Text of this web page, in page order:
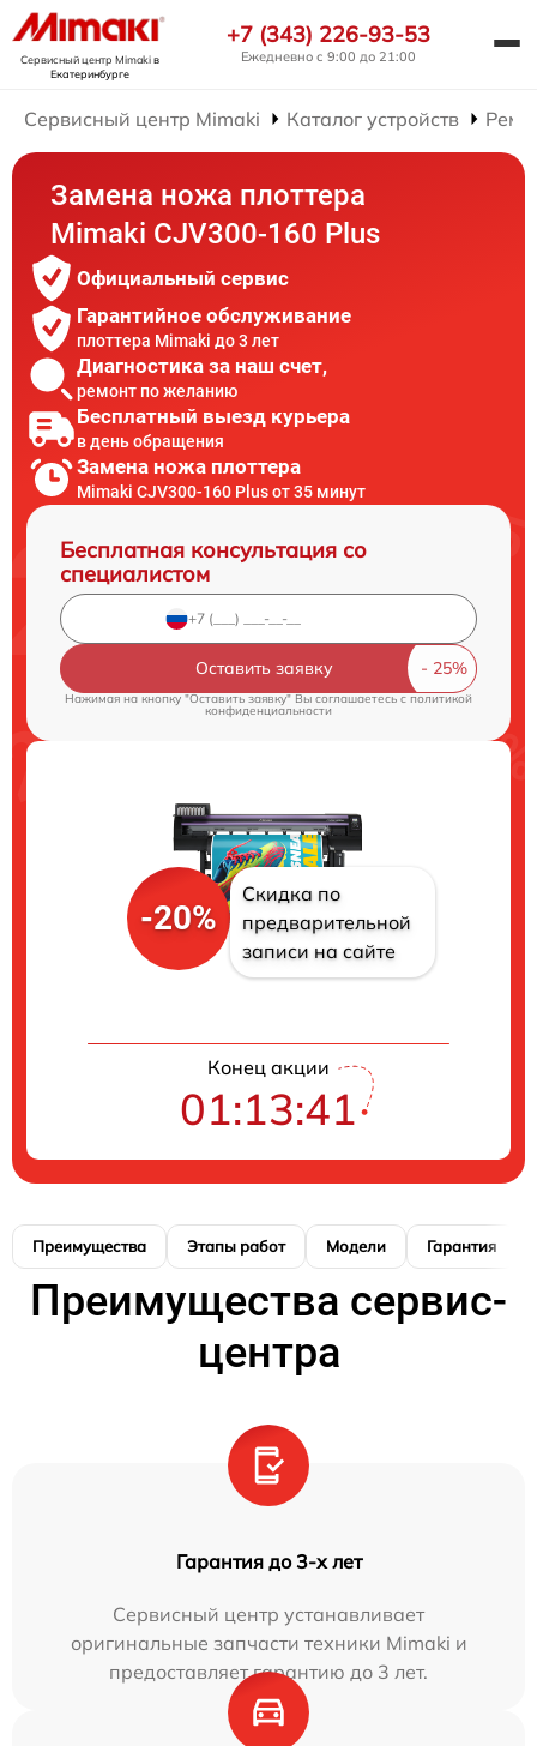
Сервисный центр Mimakiв
Екатеринбурге
+7 (343) 226-93-53
Ежедневно с 9:00 до 21:00
Сервисный центр Mimaki Каталог устройств
Замена ножа плоттера
Mimaki CJV300-160 Plus
Официальный сервис
Гарантийное обслуживание
плоттера Mimaki до 3 лет
Диагностика за наш счет,
ремонт по желанию
Бесплатный выезд курьера
в день обращения
Замена ножа плоттера
Mimaki CJV300-160 Plus от 35 минут
Бесплатная консультация со
специалистом
Оставить заявку
Нажимая на кнопку "Оставить заявку" Вы соглашаетесь cполитикой
конфиденциальности
-20%
Скидка по
предварительной
записи на сайте
Конец акции
01:13:40
Преимущества Этапы работ Модели Гарантия
Преимущества сервис-
центра
Гарантия до 3-х лет
Сервисный центр устанавливает
оригинальные запчасти техники Mimaki и
предоставляет гарантию до 3 лет.